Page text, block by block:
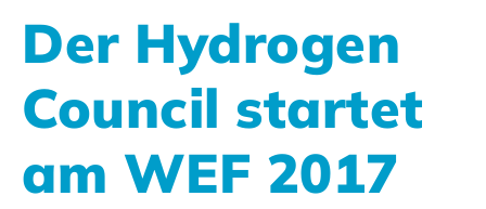
Der Hydrogen
Council startet
am WEF 2017